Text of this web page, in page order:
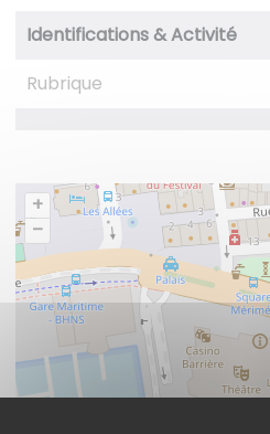
Identifications & Activité
Rubrique
+
–